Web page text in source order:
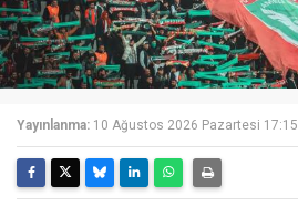
Yayınlanma: 10 Ağustos 2026 Pazartesi 17:15